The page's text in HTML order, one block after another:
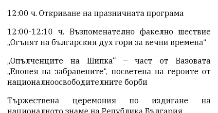
12:00 ч. Откриване на празничната програма
12:00-12:10 ч. Възпоменателно факелно шествие
„Огънят на българския дух гори за вечни времена“
„Опълченците на Шипка“ – част от Вазовата
„Епопея на забравените“, посветена на героите от
националноосвободителните борби
Тържествена церемония по издигане на
националното знаме на Република България